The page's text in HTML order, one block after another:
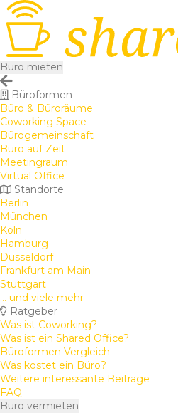
Büro mieten
Büroformen
Büro & Büroräume
Coworking Space
Bürogemeinschaft
Büro auf Zeit
Meetingraum
Virtual Office
Standorte
Berlin
München
Köln
Hamburg
Düsseldorf
Frankfurt am Main
Stuttgart
... und viele mehr
Ratgeber
Was ist Coworking?
Was ist ein Shared Office?
Büroformen Vergleich
Was kostet ein Büro?
Weitere interessante Beiträge
FAQ
Büro vermieten